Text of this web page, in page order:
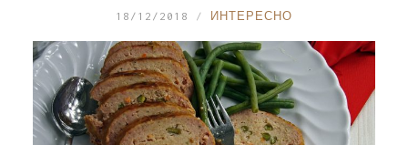
18/12/2018 ИНТЕРЕСНО